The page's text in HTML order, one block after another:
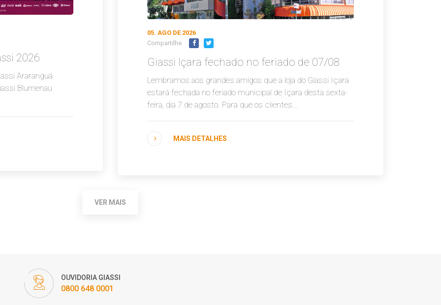
2026
Araranguá
Blumenau
05. AGO DE 2026
Compartilhe
Giassi Içara fechado no feriado de 07/08
Lembramos aos grandes amigos que a loja do Giassi Içara
estará fechada no feriado municipal de Içara desta sexta-
feira, dia 7 de agosto. Para que os clientes...
MAIS DETALHES
VER MAIS
OUVIDORIA GIASSI
0800 648 0001